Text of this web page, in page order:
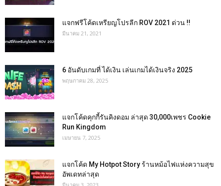
แจกฟรีโค้ดเหรียญโปรลีก ROV 2021 ด่วน !!
มีนาคม 21, 2021
6 อันดับเกมที่ ได้เงิน เล่นเกมได้เงินจริง 2025
พฤษภาคม 28, 2025
แจกโค้ดคุกกี้รันคิงดอม ล่าสุด 30,000เพชร Cookie
Run Kingdom
เมษายน 7, 2025
แจกโค้ด My Hotpot Story ร้านหม้อไฟแห่งความสุข
อัพเดทล่าสุด